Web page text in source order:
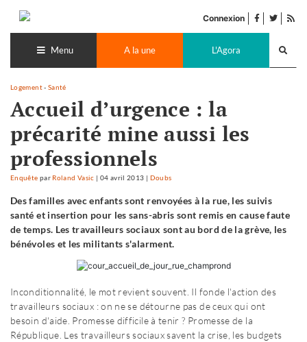
contenu
Connexion facebook
twitter
Menu A la une L'Agora
Logement- Santé
Accueil d’urgence : la
précarité mine aussi les
professionnels
Enquête par Roland Vasic | 04 avril 2013 | Doubs
Des familles avec enfants sont renvoyées à la rue, les suivis
santé et insertion pour les sans-abris sont remis en cause faute
de temps. Les travailleurs sociaux sont au bord de la grève, les
bénévoles et les militants s'alarment.
Inconditionnalité, le mot revient souvent. Il fonde l'action des
travailleurs sociaux : on ne se détourne pas de ceux qui ont
besoin d'aide. Promesse difficile à tenir ? Promesse de la
République. Les travailleurs sociaux savent la crise, les budgets